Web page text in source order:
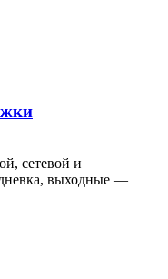
сетевой и
выходные —